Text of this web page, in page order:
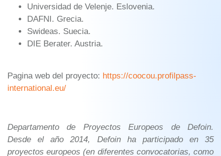
Universidad de Velenje. Eslovenia.
DAFNI. Grecia.
Swideas. Suecia.
DIE Berater. Austria.
Pagina web del proyecto: https://coocou.profilpass-
international.eu/
Departamento de Proyectos Europeos de Defoin.
Desde el año 2014, Defoin ha participado en 35
proyectos europeos (en diferentes convocatorias, como